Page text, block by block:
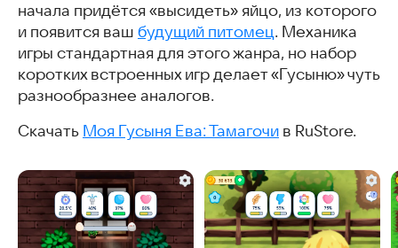
начала придётся «высидеть» яйцо, из которого
и появится ваш будущий питомец. Механика
игры стандартная для этого жанра, но набор
коротких встроенных игр делает «Гусыню» чуть
разнообразнее аналогов.
Скачать Моя Гусыня Ева: Тамагочи в RuStore.